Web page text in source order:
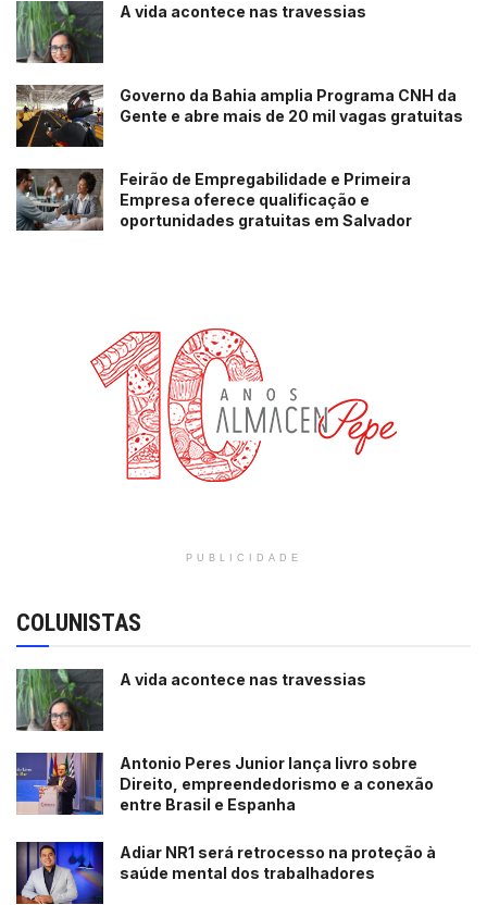
A vida acontece nas travessias
Governo da Bahia amplia Programa CNH da
Gente e abre mais de 20 mil vagas gratuitas
Feirão de Empregabilidade e Primeira
Empresa oferece qualificação e
oportunidades gratuitas em Salvador
PUBLICIDADE
COLUNISTAS
A vida acontece nas travessias
Antonio Peres Junior lança livro sobre
Direito, empreendedorismo e a conexão
entre Brasil e Espanha
Adiar NR1 será retrocesso na proteção à
saúde mental dos trabalhadores